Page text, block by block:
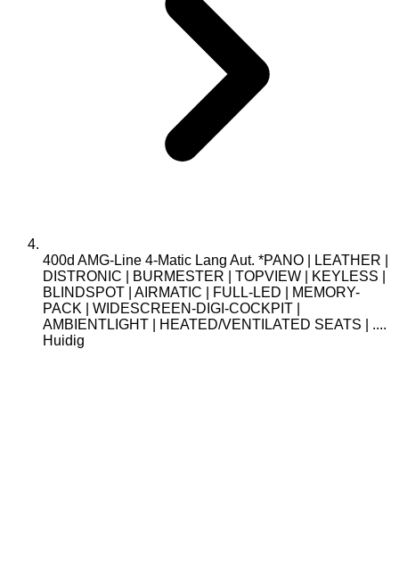
400d AMG-Line 4-Matic Lang Aut. *PANO | LEATHER |
DISTRONIC | BURMESTER | TOPVIEW | KEYLESS |
BLINDSPOT | AIRMATIC | FULL-LED | MEMORY-
PACK | WIDESCREEN-DIGI-COCKPIT |
AMBIENTLIGHT | HEATED/VENTILATED SEATS | ....
Huidig